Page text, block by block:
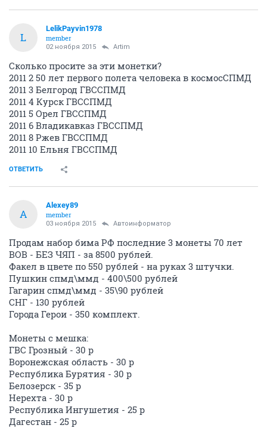
L
LelikPayvin1978
member
02 ноября 2015 Artim
Сколько просите за эти монетки?
2011 2 50 лет первого полета человека в космосСПМД
2011 3 Белгород ГВССПМД
2011 4 Курск ГВССПМД
2011 5 Орел ГВССПМД
2011 6 Владикавказ ГВССПМД
2011 8 Ржев ГВССПМД
2011 10 Ельня ГВССПМД
ОТВЕТИТЬ
A
Alexey89
member
03 ноября 2015 Автоинформатор
Продам набор бима РФ последние 3 монеты 70 лет
ВОВ - БЕЗ ЧЯП - за 8500 рублей.
Факел в цвете по 550 рублей - на руках 3 штучки.
Пушкин спмд\ммд - 400\500 рублей
Гагарин спмд\ммд - 35\90 рублей
СНГ - 130 рублей
Города Герои - 350 комплект.
Монеты с мешка:
ГВС Грозный - 30 р
Воронежская область - 30 р
Республика Бурятия - 30 р
Белозерск - 35 р
Нерехта - 30 р
Республика Ингушетия - 25 р
Дагестан - 25 р